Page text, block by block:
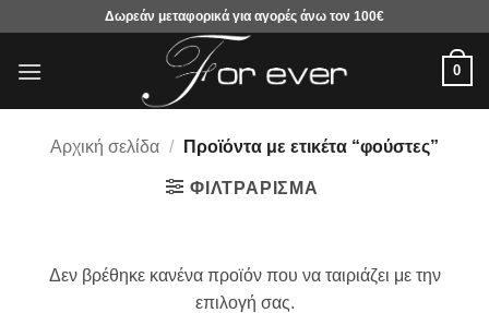
περιεχόμενο
Δωρεάν μεταφορικά για αγορές άνω τον 100€
0
Αρχική σελίδα / Προϊόντα με ετικέτα “φούστες”
ΦΙΛΤΡΆΡΙΣΜΑ
Δεν βρέθηκε κανένα προϊόν που να ταιριάζει με την
επιλογή σας.